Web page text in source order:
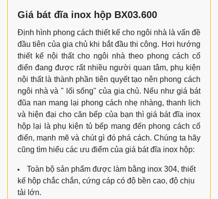
Giá bát đĩa inox hộp BX03.600
Định hình phong cách thiết kế cho ngôi nhà là vấn đề
đầu tiên của gia chủ khi bắt đầu thi công. Hơi hướng
thiết kế nội thất cho ngôi nhà theo phong cách cổ
điển đang được rất nhiều người quan tâm, phụ kiện
nội thất là thành phần tiên quyết tạo nên phong cách
ngôi nhà và " lối sống" của gia chủ. Nếu như giá bát
đũa nan mang lại phong cách nhẹ nhàng, thanh lịch
và hiện đại cho căn bếp của bạn thì giá bát đĩa inox
hộp lại là phụ kiện tủ bếp mang đến phong cách cổ
điển, mạnh mẽ và chút gì đó phá cách. Chúng ta hãy
cũng tìm hiểu các ưu điểm của giá bát đĩa inox hộp:
Toàn bộ sản phẩm được làm bằng inox 304, thiết
kế hộp chắc chắn, cứng cáp có độ bền cao, độ chịu
tải lớn.